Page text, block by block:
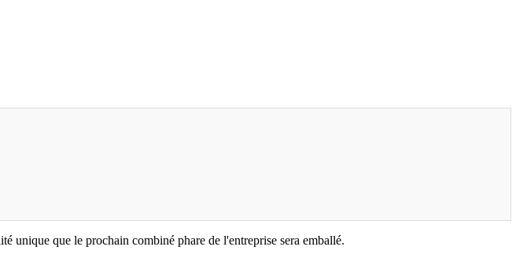
unique que le prochain combiné phare de l'entreprise sera emballé.